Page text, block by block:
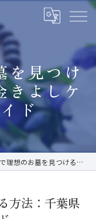
を見つけ
きよしケ
ド
を見つける方法：千葉県小金きよしケ丘での購入ガイド
方法：千葉県